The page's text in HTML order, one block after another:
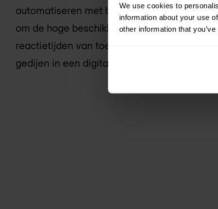
We use cookies to
information about your use
other information that
automatiseren met behulp van een
om de hoge beschikbaarheid, efficiëntie,
reactietijden van toepassingen te bereiken
gedijen in een digitaal verbonden wereld.